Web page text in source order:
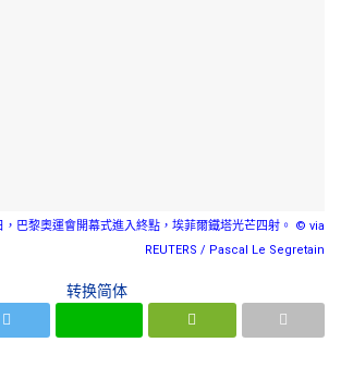
，巴黎奧運會開幕式進入終點，埃菲爾鐵塔光芒四射。 © via
REUTERS / Pascal Le Segretain
转换简体